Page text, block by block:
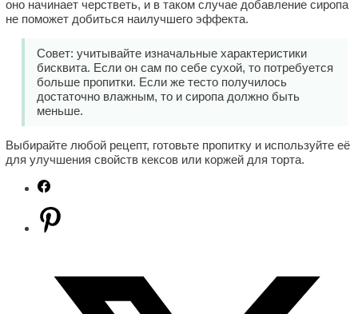
оно начинает черстветь, и в таком случае добавление сиропа
не поможет добиться наилучшего эффекта.
Совет: учитывайте изначальные характеристики
бисквита. Если он сам по себе сухой, то потребуется
больше пропитки. Если же тесто получилось
достаточно влажным, то и сиропа должно быть
меньше.
Выбирайте любой рецепт, готовьте пропитку и используйте её
для улучшения свойств кексов или коржей для торта.